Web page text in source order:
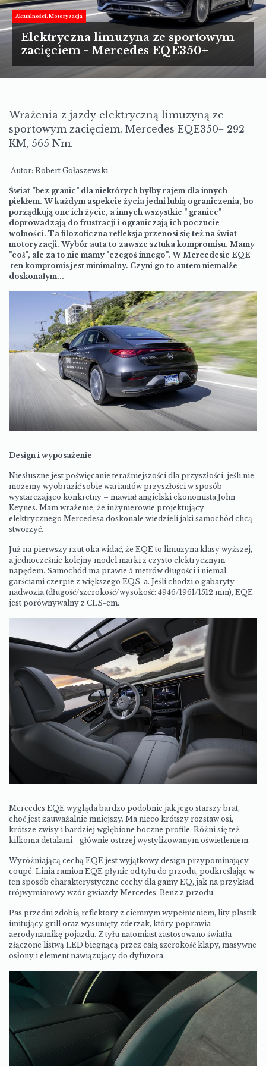
MOTORYZACJA
LIFESTYLE
Aktualności Motoryzacja
Elektryczna limuzyna ze sportowym
zacięciem - Mercedes EQE350+
Wrażenia z jazdy elektryczną limuzyną ze
sportowym zacięciem. Mercedes EQE350+ 292
KM, 565 Nm.
Autor: Robert Gołaszewski
Świat "bez granic" dla niektórych byłby rajem dla innych
piekłem. W każdym aspekcie życia jedni lubią ograniczenia, bo
porządkują one ich życie, a innych wszystkie " granice"
doprowadzają do frustracji i ograniczają ich poczucie
wolności. Ta filozoficzna refleksja przenosi się też na świat
motoryzacji. Wybór auta to zawsze sztuka kompromisu. Mamy
"coś", ale za to nie mamy "czegoś innego". WMercedesie EQE
ten kompromis jest minimalny. Czyni go to autem niemalże
doskonałym...
Design i wyposażenie
Niesłuszne jest poświęcanie teraźniejszości dla przyszłości, jeśli nie
możemy wyobrazić sobie wariantów przyszłości w sposób
wystarczająco konkretny – mawiał angielski ekonomista John
Keynes. Mam wrażenie, że inżynierowie projektujący
elektrycznego Mercedesa doskonale wiedzieli jaki samochód chcą
stworzyć.
Już na pierwszy rzut oka widać, że EQE to limuzyna klasy wyższej,
a jednocześnie kolejny model marki z czysto elektrycznym
napędem. Samochód ma prawie 5 metrów długości i niemal
garściami czerpie z większego EQS-a. Jeśli chodzi o gabaryty
nadwozia (długość/szerokość/wysokość: 4946/1961/1512 mm), EQE
jest porównywalny z CLS-em.
Mercedes EQE wygląda bardzo podobnie jak jego starszy brat,
choć jest zauważalnie mniejszy. Ma nieco krótszy rozstaw osi,
krótsze zwisy i bardziej wgłębione boczne profile. Różni się też
kilkoma detalami - głównie ostrzej wystylizowanym oświetleniem.
Wyróżniającą cechą EQE jest wyjątkowy design przypominający
coupé. Linia ramion EQE płynie od tyłu do przodu, podkreślając w
ten sposób charakterystyczne cechy dla gamy EQ, jak na przykład
trójwymiarowy wzór gwiazdy Mercedes-Benz z przodu.
Pas przedni zdobią reflektory z ciemnym wypełnieniem, lity plastik
imitujący grill oraz wysunięty zderzak, który poprawia
aerodynamikę pojazdu. Z tyłu natomiast zastosowano światła
złączone listwą LED biegnącą przez całą szerokość klapy, masywne
osłony i element nawiązujący do dyfuzora.